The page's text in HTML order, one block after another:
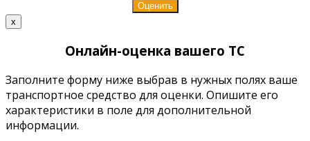
x
Онлайн-оценка вашего ТС
Заполните форму ниже выбрав в нужных полях ваше
транспортное средство для оценки. Опишите его
характеристики в поле для дополнительной
информации.